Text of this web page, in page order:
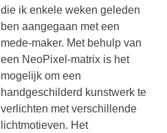
die ik enkele weken geleden
ben aangegaan met een
mede-maker. Met behulp van
een NeoPixel-matrix is het
mogelijk om een
handgeschilderd kunstwerk te
verlichten met verschillende
lichtmotieven. Het